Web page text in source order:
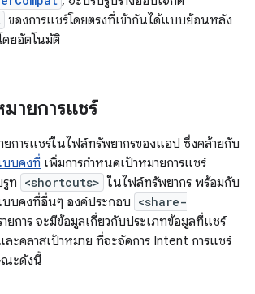
ของการแชร์โดยตรงที่เข้ากันได้แบบย้อนหลัง
ยอัตโนมัติ
ายการแชร์
ยการแชร์ในไฟล์ทรัพยากรของแอป ซึ่งคล้ายกับ
บบคงที่ เพิ่มการกำหนดเป้าหมายการแชร์
ท <shortcuts> ในไฟล์ทรัพยากร พร้อมกับ
บคงที่อื่นๆ องค์ประกอบ <share-
ยการ จะมีข้อมูลเกี่ยวกับประเภทข้อมูลที่แชร์
ะคลาสเป้าหมาย ที่จะจัดการ Intent การแชร์
ณะดังนี้